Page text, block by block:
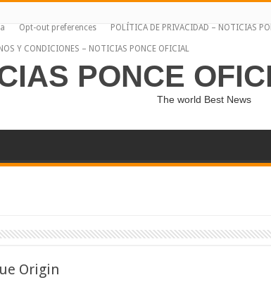
Opt-out preferences POLÍTICA DE PRIVACIDAD – NOTICIAS
Y CONDICIONES – NOTICIAS PONCE OFICIAL
PONCE
The world Best News
Origin